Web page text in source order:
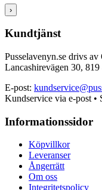
›
Kundtjänst
Pusselavenyn.se drivs
Lancashirevägen 30,
E-post:
Kundservice via e-post •
Informationssidor
Köpvillkor
Leveranser
Ångerrätt
Om oss
Integritetspolicy